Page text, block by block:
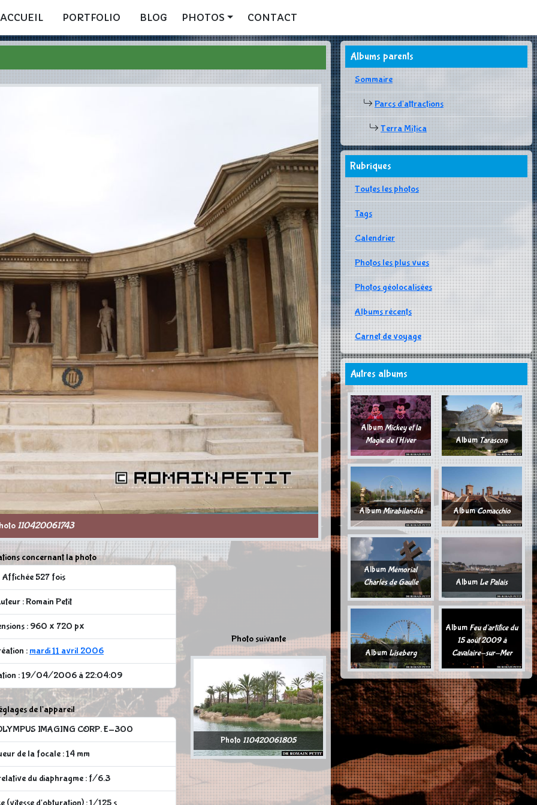
ACCUEIL PORTFOLIO BLOG PHOTOS CONTACT
110420061743
concernant la photo
Affichée 527 fois
: Romain Petit
: 960 x 720 px
: mardi 11 avril 2006
: 19/04/2006 à 22:04:09
de l'appareil
IMAGING CORP. E-300
de la focale : 14 mm
du diaphragme : f/6.3
(vitesse d'obturation) : 1/125 s
Photo suivante
Photo 110420061805
Albums parents
Sommaire
Parcs d'attractions
Terra Mítica
Rubriques
Toutes les photos
Tags
Calendrier
Photos les plus vues
Photos géolocalisées
Albums récents
Carnet de voyage
Autres albums
AlbumMickey et la
Magie de l'Hiver
AlbumTarascon
AlbumMirabilandia AlbumComacchio
AlbumMémorial
Charles de Gaulle
Album Le Palais
AlbumLiseberg
Album Feu d'artifice du
15 août 2009 à
Cavalaire-sur-Mer